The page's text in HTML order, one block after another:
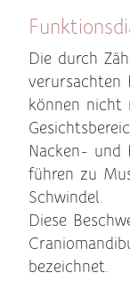
Die durch
verursachten
können nicht
Nacken- und
führen zu
Schwindel.
Diese
bezeichnet.